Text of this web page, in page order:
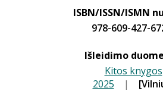
ISBN/ISSN/ISMN
978-609-427-
Išleidimo
Kitos knygos
2025 |